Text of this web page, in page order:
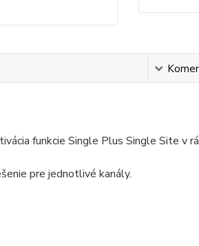
funkcie Single Plus Single Site
pre jednotlivé kanály.